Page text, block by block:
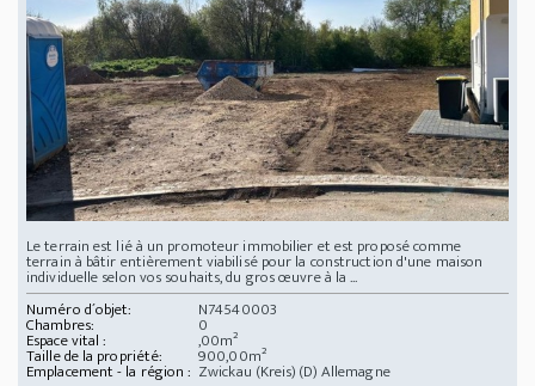
Le terrain est lié à un promoteur immobilier et est proposé comme
terrain à bâtir entièrement viabilisé pour la construction d'une maison
individuelle selon vos souhaits, du gros œuvre à la ...
Numéro d´objet:
N74540003
Chambres: 0
Espace vital : ,00m²
Taille de la propriété: 900,00m²
Emplacement - la région : Zwickau (Kreis)(D) Allemagne